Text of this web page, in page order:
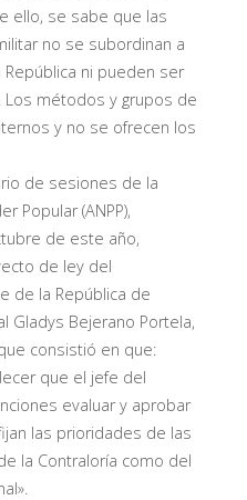
ello, se sabe que las
no se subordinan a
ni pueden ser
métodos y grupos de
y no se ofrecen los
de sesiones de la
Popular (ANPP),
de este año,
de ley del
de la República de
Gladys Bejerano Portela,
consistió en que:
que el jefe del
evaluar y aprobar
las prioridades de las
la Contraloría como del